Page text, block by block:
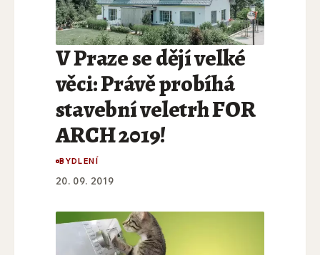
V Praze se dějí velké
věci: Právě probíhá
stavební veletrh FOR
ARCH 2019!
BYDLENÍ
20. 09. 2019